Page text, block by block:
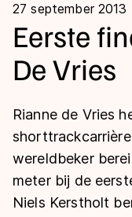
Kalender
Disciplines
Langebaan
Shorttrack
Inlineskaten
Uitslagen
Langebaan
Shorttrack
Marathon
Tijden &
Ranglijsten
27 september 2013
Eerste
De Vries
Rianne de Vries
wereldbeker
meter bij de
Niels Kerstholt